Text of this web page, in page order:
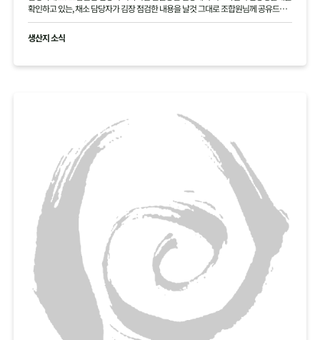
확인하고 있는, 채소 담당자가 김장 점검한 내용을 날것 그대로 조합원님께 공유드립
니다 .
생산지 소식